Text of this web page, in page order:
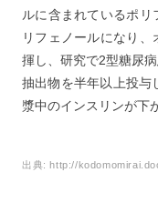
ルに含まれているポ
リフェノールになり
揮し、研究で2型糖尿
抽出物を半年以上投与
漿中のインスリンが下
出典:http://